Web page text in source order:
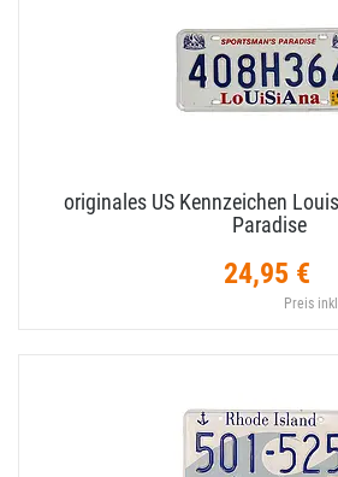
originales US Kennzeichen
Paradise
24,95 €
Preis